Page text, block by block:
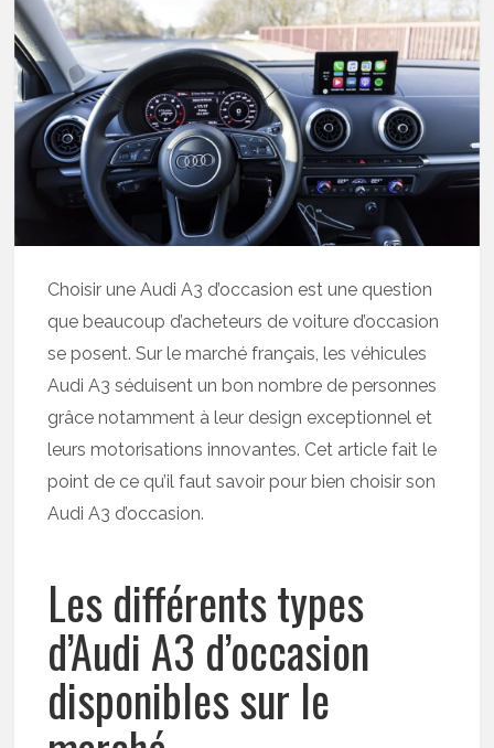
Choisir une Audi A3 d’occasion est une question
que beaucoup d’acheteurs de voiture d’occasion
se posent. Sur le marché français, les véhicules
Audi A3 séduisent un bon nombre de personnes
grâce notamment à leur design exceptionnel et
leurs motorisations innovantes. Cet article fait le
point de ce qu’il faut savoir pour bien choisir son
Audi A3 d’occasion.
Les différents types
d’Audi A3 d’occasion
disponibles sur le